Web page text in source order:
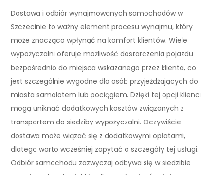
Dostawa i odbiór wynajmowanych samochodów w
Szczecinie to ważny element procesu wynajmu, który
może znacząco wpłynąć na komfort klientów. Wiele
wypożyczalni oferuje możliwość dostarczenia pojazdu
bezpośrednio do miejsca wskazanego przez klienta, co
jest szczególnie wygodne dla osób przyjeżdżających do
miasta samolotem lub pociągiem. Dzięki tej opcji klienci
mogą uniknąć dodatkowych kosztów związanych z
transportem do siedziby wypożyczalni. Oczywiście
dostawa może wiązać się z dodatkowymi opłatami,
dlatego warto wcześniej zapytać o szczegóły tej usługi.
Odbiór samochodu zazwyczaj odbywa się w siedzibie